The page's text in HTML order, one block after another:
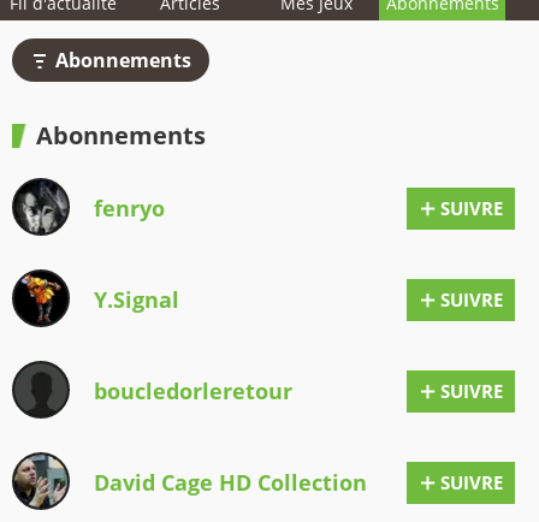
Abonnements
Abonnements
fenryo SUIVRE
Y.Signal SUIVRE
boucledorleretour SUIVRE
David Cage HD Collection SUIVRE